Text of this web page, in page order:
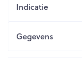
Indicatie
Gegevens